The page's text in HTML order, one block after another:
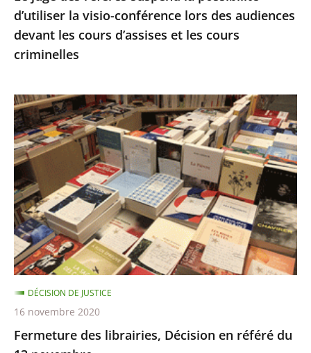
audiences
devant
les
d’assises
et
les
cours
criminelles
d’utiliser la visio-conférence lors des audiences
devant les cours d’assises et les cours
criminelles
Fermeture
des
librairies,
Décision
en
référé
du
13
novembre
Fermeture des librairies, Décision en référé du
DÉCISION DE JUSTICE
16 novembre 2020